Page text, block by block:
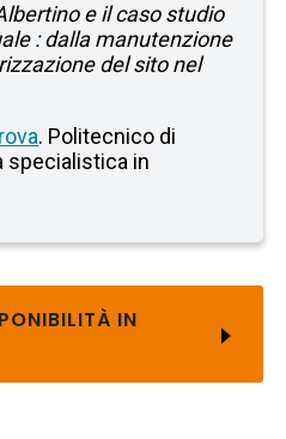
e il caso studio
: dalla manutenzione
del sito nel
. Politecnico di
specialistica in
IN